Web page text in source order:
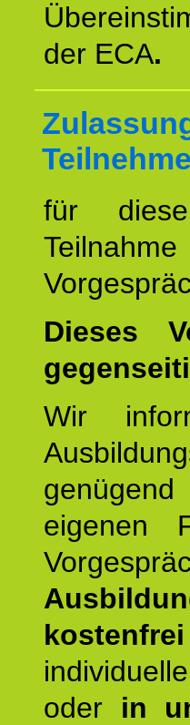
der ECA.
für
Dieses
Wir
eigenen
kostenfrei
oder in